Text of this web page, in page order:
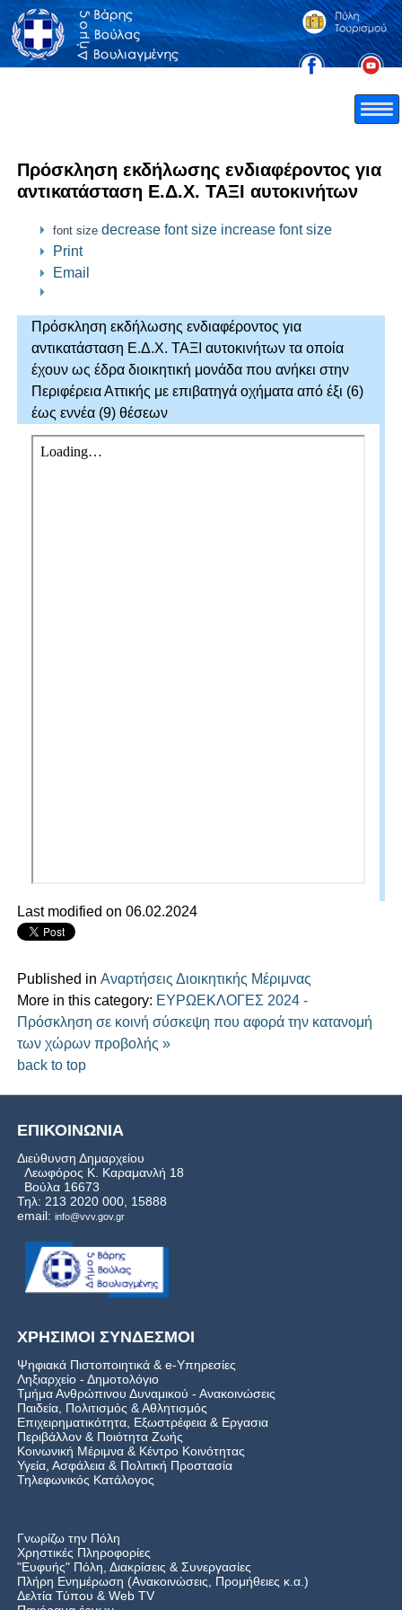
Πρόσκληση εκδήλωσης ενδιαφέροντος για
αντικατάσταση Ε.Δ.Χ. ΤΑΞΙ αυτοκινήτων
font size decrease font size increase font size
Print
Email
Πρόσκληση εκδήλωσης ενδιαφέροντος για
αντικατάσταση Ε.Δ.Χ. ΤΑΞΙ αυτοκινήτων τα οποία
έχουν ως έδρα διοικητική μονάδα που ανήκει στην
Περιφέρεια Αττικής με επιβατηγά οχήματα από έξι (6)
έως εννέα (9) θέσεων
Last modified on 06.02.2024
Published in Αναρτήσεις Διοικητικής Μέριμνας
More in this category: ΕΥΡΩΕΚΛΟΓΕΣ 2024 -
Πρόσκληση σε κοινή σύσκεψη που αφορά την κατανομή
των χώρων προβολής »
back to top
ΕΠΙΚΟΙΝΩΝΙΑ
Διεύθυνση Δημαρχείου
Λεωφόρος Κ. Καραμανλή 18
Βούλα 16673
Τηλ: 213 2020 000, 15888
email: info@vvv.gov.gr
ΧΡΗΣΙΜΟΙ ΣΥΝΔΕΣΜΟΙ
Ψηφιακά Πιστοποιητικά & e-Υπηρεσίες
Ληξιαρχείο - Δημοτολόγιο
Τμήμα Ανθρώπινου Δυναμικού - Ανακοινώσεις
Παιδεία, Πολιτισμός & Αθλητισμός
Επιχειρηματικότητα, Εξωστρέφεια & Εργασια
Περιβάλλον & Ποιότητα Ζωής
Kοινωνική Μέριμνα & Κέντρο Κοινότητας
Υγεία, Ασφάλεια & Πολιτική Προστασία
Τηλεφωνικός Κατάλογος
Γνωρίζω την Πόλη
Χρηστικές Πληροφορίες
"Ευφυής" Πόλη, Διακρίσεις & Συνεργασίες
Πλήρη Ενημέρωση (Ανακοινώσεις, Προμήθειες κ.α.)
Δελτία Τύπου & Web TV